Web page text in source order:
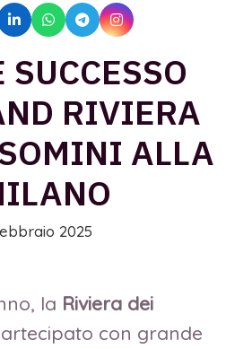
RIVIERA
ALLA
2025
la Riviera dei
con grande